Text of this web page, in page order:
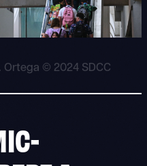
Ortega © 2024 SDCC